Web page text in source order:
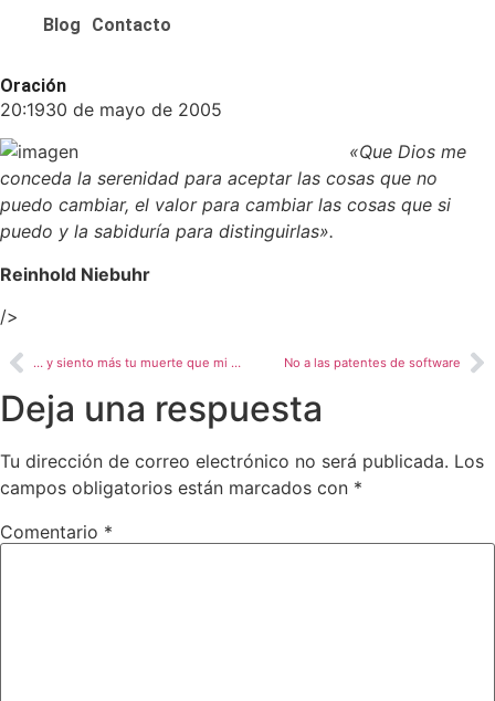
Blog Contacto
Oración
20:1930 de mayo de 2005
«Que Dios me
conceda la serenidad para aceptar las cosas que no
puedo cambiar, el valor para cambiar las cosas que si
puedo y la sabiduría para distinguirlas».
Reinhold Niebuhr
/>
… y siento más tu muerte que mi vida… No a las patentes de software
Deja una respuesta
Tu dirección de correo electrónico no será publicada. Los
campos obligatorios están marcados con *
Comentario *